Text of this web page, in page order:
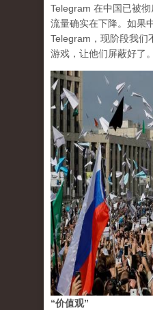
Telegram 在中国已被
流量确实在下降。如果
Telegram，现阶段我们
游戏，让他们屏蔽好了
“价值观”